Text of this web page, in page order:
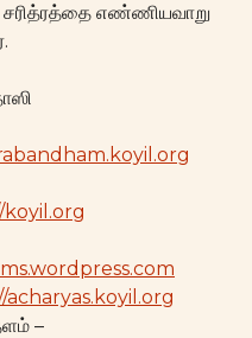
சரித்ரத்தை எண்ணியவாறு
acharyas.koyil.org
–